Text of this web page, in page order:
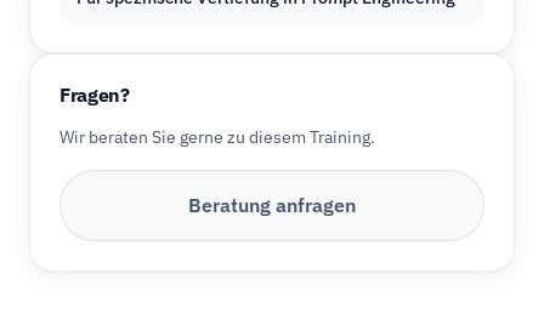
Fragen?
Wir beraten Sie gerne zu diesem Training.
Beratung anfragen